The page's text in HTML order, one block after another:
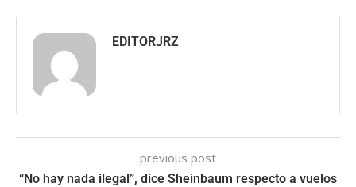
EDITORJRZ
previous post
“No hay nada ilegal”, dice Sheinbaum respecto a vuelos